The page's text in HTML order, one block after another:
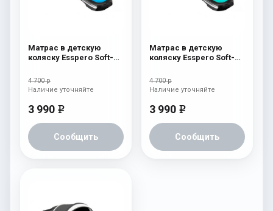
Матрас в детскую
коляску Esspero Soft-
4 700 р
3 990 e
Сообщить
Наличие уточняйте
Матрас в детскую
коляску Esspero Soft-
4 700 р
3 990 e
Сообщить
Наличие уточняйте